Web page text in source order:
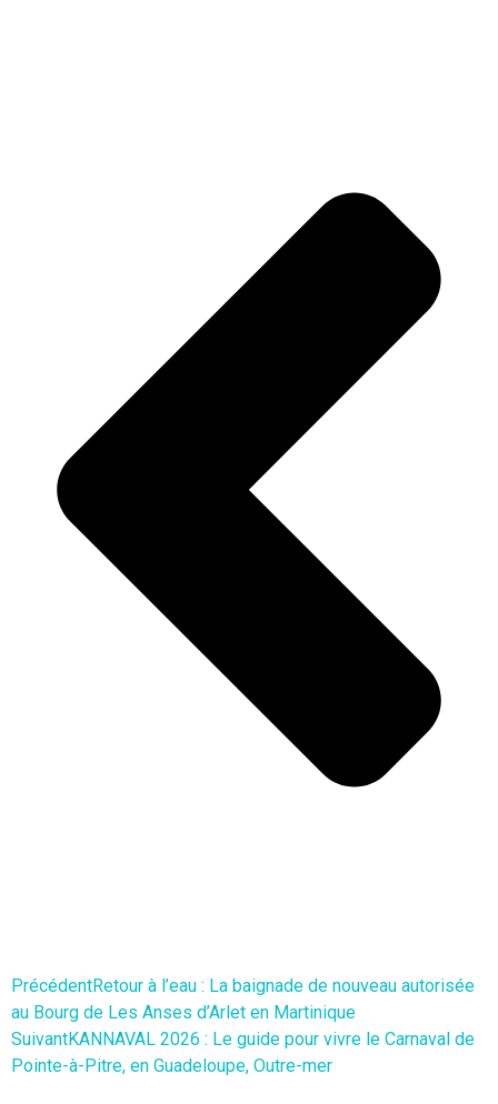
PrécédentRetour à l’eau : La baignade de nouveau autorisée
au Bourg de Les Anses d’Arlet en Martinique
SuivantKANNAVAL 2026 : Le guide pour vivre le Carnaval de
Pointe-à-Pitre, en Guadeloupe, Outre-mer